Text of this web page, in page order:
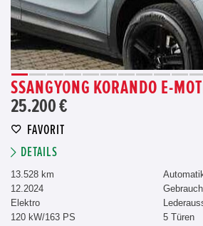
SSANGYONG KORANDO E-
25.200 €
FAVORIT
DETAILS
13.528 km
12.2024
Elektro
120 kW/163 PS
5 Türen